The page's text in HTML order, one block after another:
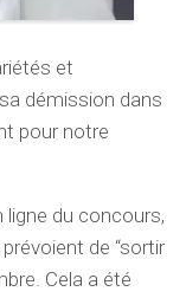
et
démission dans
pour notre
ligne du concours,
de “sortir
Cela a été